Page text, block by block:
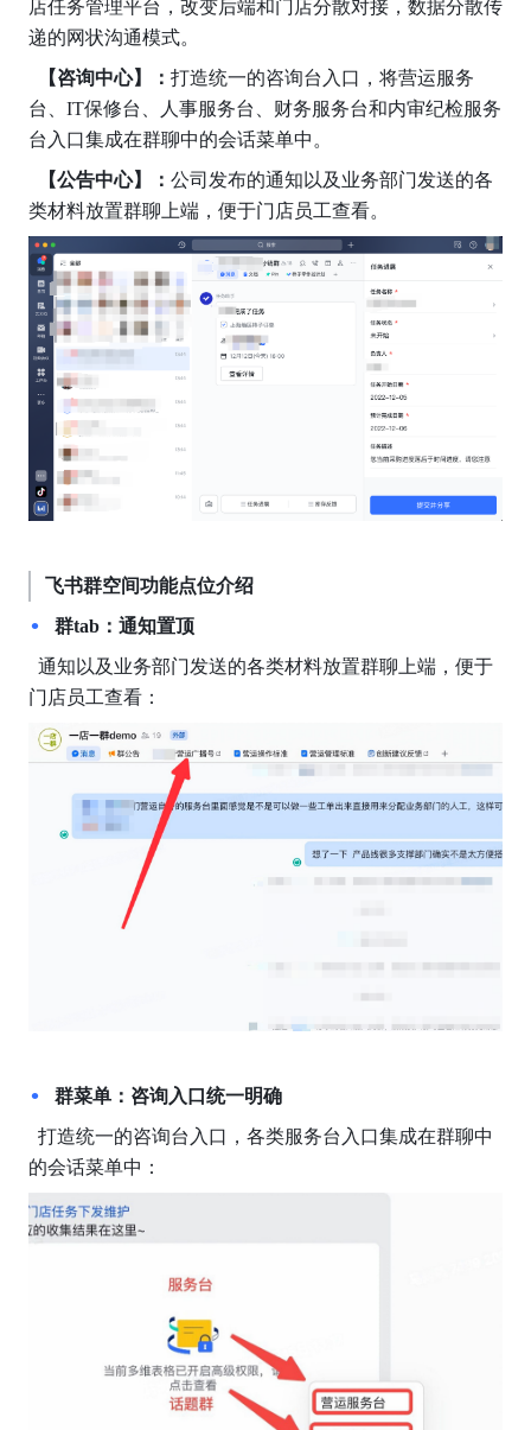
店任务管理平台，改变后端和门店分散对接，数据分散传
递的网状沟通模式。
【咨询中心】： 打造统一的咨询台入口，将营运服务
台、IT保修台、人事服务台、财务服务台和内审纪检服务
台入口集成在群聊中的会话菜单中。
【公告中心】： 公司发布的通知以及业务部门发送的各
类材料放置群聊上端，便于门店员工查看。
飞书群空间功能点位介绍
群tab：通知置顶
门店员工查看：
群菜单：咨询入口统一明确
的会话菜单中：